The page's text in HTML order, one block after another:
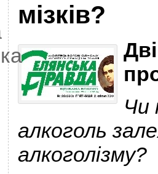
мізків?
Чи
алкоголь
алкоголізму?